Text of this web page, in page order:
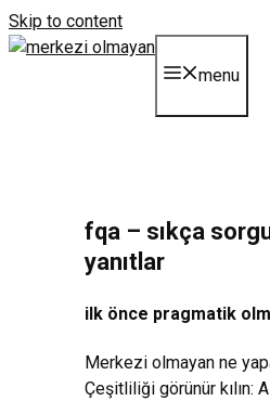
Skip to content
menu
fqa – sıkça
yanıtlar
ilk önce pragmatik
Merkezi olmayan ne
Çeşitliliği görünür kılın: